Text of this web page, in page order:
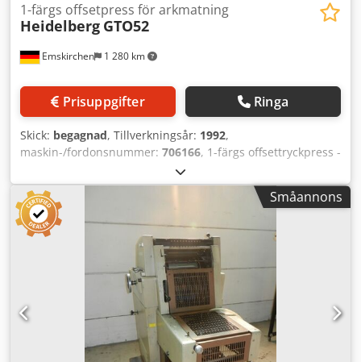
Emskirchen 1 280 km
1-färgs offsetpress för arkmatning
Heidelberg GTO52
Prisuppgifter Ringa
Skick: begagnad, Tillverkningsår: 1992,
maskin-/fordonsnummer: 706166, 1-färgs offsettryckpress -
1 Color Sheet-Fed Offset Press Heidelberg GTO52+
Årsmodell 1992 - Serienr. 706166 Dedpfjuq Spvox Ahnekr
Max format: 320 x 460 mm Antal tryck: 37 miljoner
Pappersvikt: 0,04 - 0,4 mm Hastighet: 3 000 - 8 000
ark/timme Fuktverk: VARN Compac Plus-version Online
videoinspektion via Skype video Vi ser fram emot ert besök
– fler maskiner i lager Omedelbart tillgänglig - kan
inspekteras Finns i lager i Emskirchen / Nürnberg - kan
testköras
Småannons